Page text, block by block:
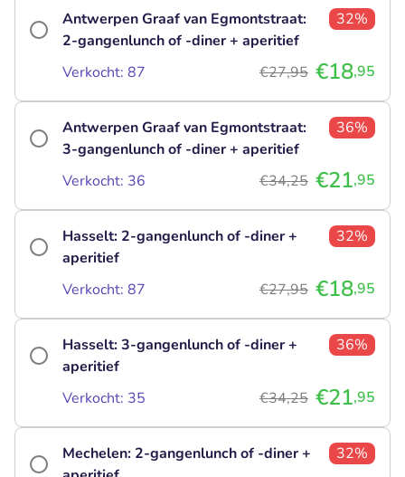
Antwerpen Graaf van Egmontstraat:
2-gangenlunch of -diner + aperitief
32%
Verkocht: 87 €27,95 €18,95
Antwerpen Graaf van Egmontstraat:
3-gangenlunch of -diner + aperitief
36%
Verkocht: 36 €34,25 €21,95
Hasselt: 2-gangenlunch of -diner +
aperitief
32%
Verkocht: 87 €27,95 €18,95
Hasselt: 3-gangenlunch of -diner +
aperitief
36%
Verkocht: 35 €34,25 €21,95
Mechelen: 2-gangenlunch of -diner +
32%